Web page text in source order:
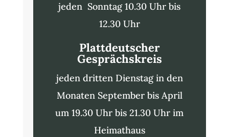
jeden Sonntag 10.30 Uhr bis
12.30 Uhr
Plattdeutscher
Gesprächskreis
jeden dritten Dienstag in den
Monaten September bis April
um 19.30 Uhr bis 21.30 Uhr im
Heimathaus